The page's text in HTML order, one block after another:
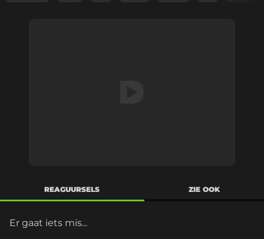
REAGUURSELS ZIE OOK
Er gaat iets mis...